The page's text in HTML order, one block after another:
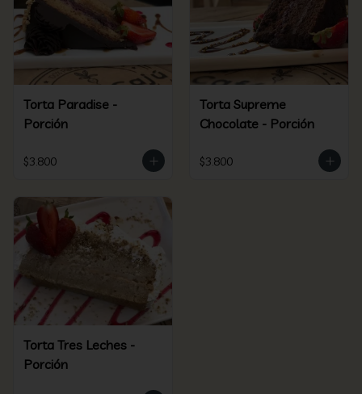
Torta Paradise -
Porción
$3.800
Torta Supreme
Chocolate - Porción
$3.800
Torta Tres Leches -
Porción